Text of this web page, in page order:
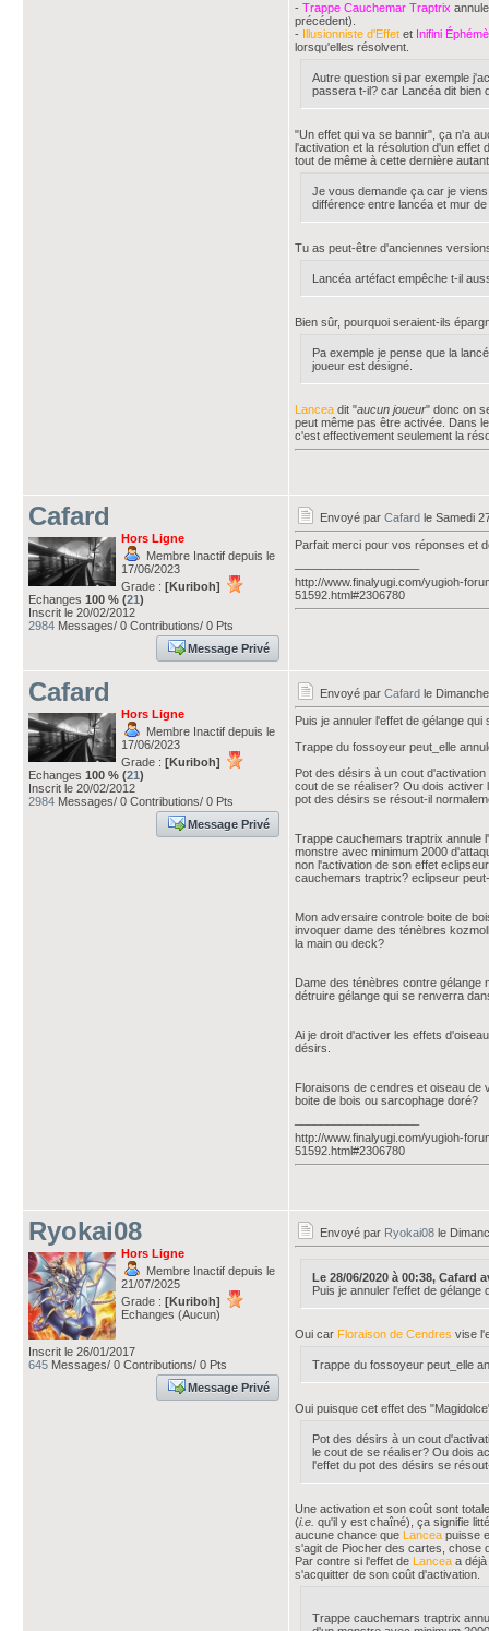
- Trappe Cauchemar Traptrix
précédent).
- Illusionniste d'Effet et Inifini
lorsqu'elles résolvent.
Autre question si par exemple
passera t-il? car Lancéa dit bien
"Un effet qui va se bannir", ça n'a
l'activation et la résolution d'un effet
tout de même à cette dernière
Je vous demande ça car je
différence entre lancéa et mur
Tu as peut-être d'anciennes
Lancéa artéfact empêche t-il
Bien sûr, pourquoi seraient-ils
Pa exemple je pense que la
joueur est désigné.
Lancea dit "aucun joueur" donc on
peut même pas être activée. Dans
c'est effectivement seulement la
Cafard
Hors Ligne
Membre Inactif depuis le
17/06/2023
Grade : [Kuriboh]
Echanges 100 % (21)
Inscrit le 20/02/2012
2984 Messages/ 0 Contributions/ 0 Pts
Message Privé
Envoyé par Cafard le Samedi
Parfait merci pour vos réponses et
http://www.finalyugi.com/yugioh-
51592.html#2306780
Cafard
Hors Ligne
Membre Inactif depuis le
17/06/2023
Grade : [Kuriboh]
Echanges 100 % (21)
Inscrit le 20/02/2012
2984 Messages/ 0 Contributions/ 0 Pts
Message Privé
Envoyé par Cafard le
Puis je annuler l'effet de gélange
Trappe du fossoyeur peut_elle
Pot des désirs à un cout
cout de se réaliser? Ou dois activer
pot des désirs se résout-il
Trappe cauchemars traptrix annule
monstre avec minimum 2000
non l'activation de son effet
cauchemars traptrix? eclipseur
Mon adversaire controle boite de
invoquer dame des ténèbres
la main ou deck?
Dame des ténèbres contre gélange
détruire gélange qui se renverra
Ai je droit d'activer les effets
désirs.
Floraisons de cendres et oiseau de
boite de bois ou sarcophage doré?
http://www.finalyugi.com/yugioh-
51592.html#2306780
Ryokai08
Hors Ligne
Membre Inactif depuis le
21/07/2025
Grade : [Kuriboh]
Echanges (Aucun)
Inscrit le 26/01/2017
645 Messages/ 0 Contributions/ 0 Pts
Message Privé
Envoyé par Ryokai08 le
Le 28/06/2020 à 00:38, Cafard
Puis je annuler l'effet de
Oui car Floraison de Cendres vise
Trappe du fossoyeur peut_elle
Oui puisque cet effet des
Pot des désirs à un cout
le cout de se réaliser? Ou dois
l'effet du pot des désirs se
Une activation et son coût sont
(i.e. qu'il y est chaîné), ça signifie
aucune chance que Lancea puisse
s'agit de Piocher des cartes, chose
Par contre si l'effet de Lancea a
s'acquitter de son coût d'activation.
Trappe cauchemars traptrix